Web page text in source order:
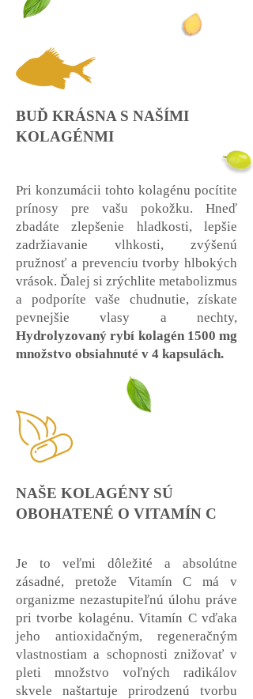
BUĎ KRÁSNA S NAŠÍMI
KOLAGÉNMI
Pri konzumácii tohto kolagénu pocítite
prínosy pre vašu pokožku. Hneď
zbadáte zlepšenie hladkosti, lepšie
zadržiavanie vlhkosti, zvýšenú
pružnosť a prevenciu tvorby hlbokých
vrások. Ďalej si zrýchlite metabolizmus
a podporíte vaše chudnutie, získate
pevnejšie vlasy a nechty,
Hydrolyzovaný rybí kolagén 1500 mg
množstvo obsiahnuté v 4 kapsulách.
NAŠE KOLAGÉNY SÚ
OBOHATENÉ O VITAMÍN C
Je to veľmi dôležité a absolútne
zásadné, pretože Vitamín C má v
organizme nezastupiteľnú úlohu práve
pri tvorbe kolagénu. Vitamín C vďaka
jeho antioxidačným, regeneračným
vlastnostiam a schopnosti znižovať v
pleti množstvo voľných radikálov
skvele naštartuje prirodzenú tvorbu